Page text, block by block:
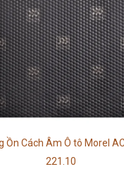
Ồn Cách Âm Ô tô Morel
221.10